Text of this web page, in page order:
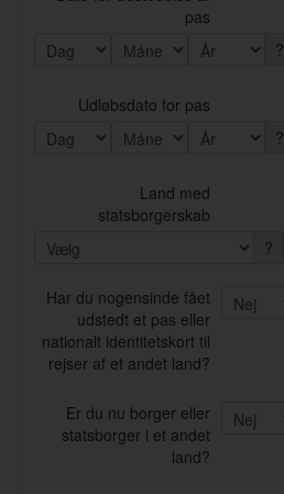
pas
?
Udløbsdato for pas
?
Land med
statsborgerskab
?
Har du nogensinde fået
udstedt et pas eller
nationalt identitetskort til
rejser af et andet land?
Er du nu borger eller
statsborger i et andet
land?